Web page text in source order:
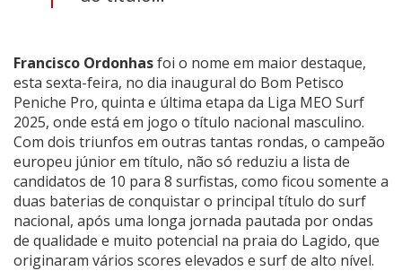
Francisco Ordonhasfoi o nome em maior destaque,
esta sexta-feira, no dia inaugural do Bom Petisco
Peniche Pro, quinta e última etapa da Liga MEO Surf
2025, onde está em jogo o título nacional masculino.
Com dois triunfos em outras tantas rondas, o campeão
europeu júnior em título, não só reduziu a lista de
candidatos de 10 para 8 surfistas, como ficou somente a
duas baterias de conquistar o principal título do surf
nacional, após uma longa jornada pautada por ondas
de qualidade e muito potencial na praia do Lagido, que
originaram vários scores elevados e surf de alto nível.